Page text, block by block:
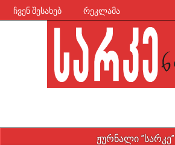
ჩვენ შესახებ რეკლამა
ჟურნალი ”სარკე”